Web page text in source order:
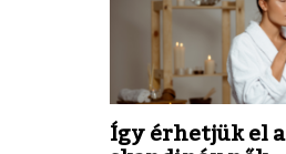
Így érhetjük el a